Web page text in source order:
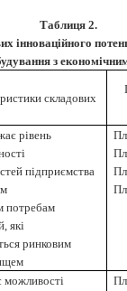
Таблиця 2.
інноваційного
з
складових
рівень
підприємства
потребам
які
ринковим
можливості